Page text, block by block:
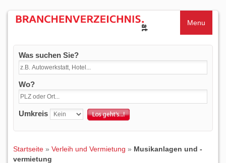
Menu
Was suchen Sie?
Wo?
Umkreis
Startseite » Verleih und Vermietung » Musikanlagen und -
vermietung